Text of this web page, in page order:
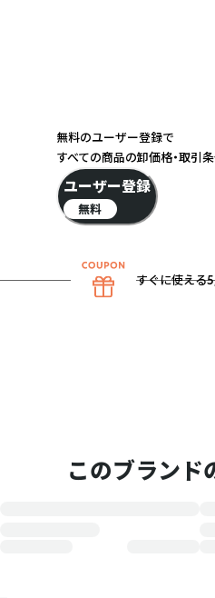
このブランド
無料のユーザー登録で
すべての商品の卸価格・取引
ユーザー登録
無料
すぐに使える